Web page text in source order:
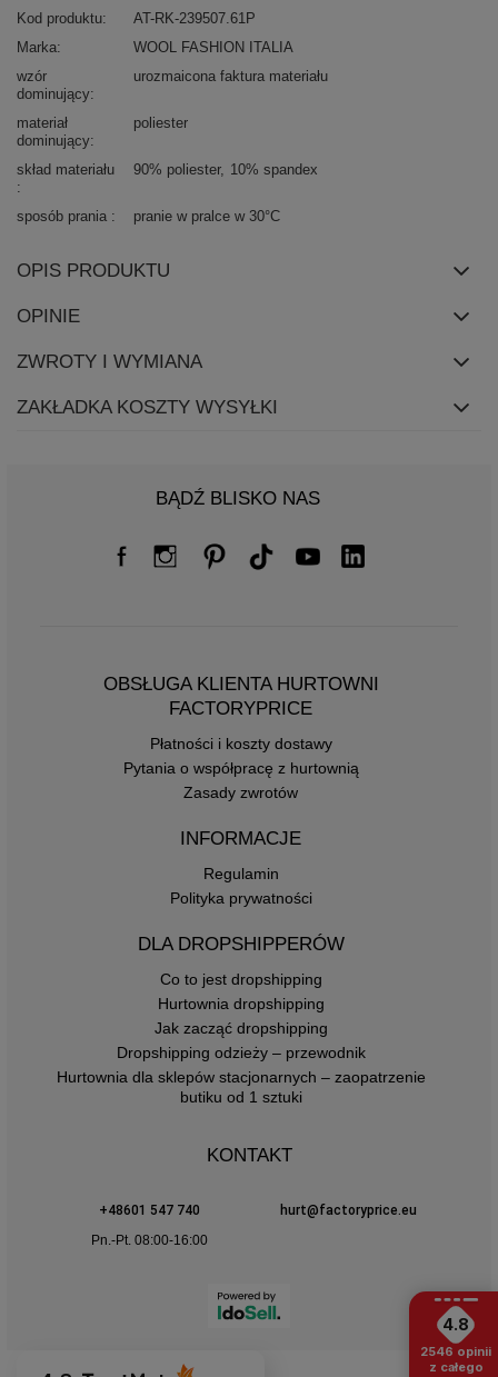
Kod produktu
AT-RK-239507.61P
Marka
WOOL FASHION ITALIA
wzór
dominujący
urozmaicona faktura materiału
materiał
dominujący
poliester
skład materiału 90% poliester 10% spandex
sposób prania pranie w pralce w 30°C
OPIS PRODUKTU
OPINIE
ZWROTY I WYMIANA
ZAKŁADKA KOSZTY WYSYŁKI
BĄDŹ BLISKO NAS
OBSŁUGA KLIENTA HURTOWNI
FACTORYPRICE
Płatności i koszty dostawy
Pytania o współpracę z hurtownią
Zasady zwrotów
INFORMACJE
Regulamin
Polityka prywatności
DLA DROPSHIPPERÓW
Co to jest dropshipping
Hurtownia dropshipping
Jak zacząć dropshipping
Dropshipping odzieży – przewodnik
Hurtownia dla sklepów stacjonarnych – zaopatrzenie
butiku od 1 sztuki
KONTAKT
+48601 547 740
hurt@factoryprice.eu
Pn.-Pt. 08:00-16:00
4.8
2546 opinii
z całego